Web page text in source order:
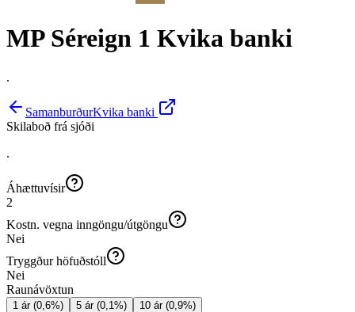
MP Séreign 1 Kvika banki
.
SamanburðurKvika banki
Skilaboð frá sjóði
.
Áhættuvísir
2
Kostn. vegna inngöngu/útgöngu
Nei
Tryggður höfuðstóll
Nei
Raunávöxtun
1 ár(0,6%) 5 ár(0,1 %) 10 ár(0,9%)